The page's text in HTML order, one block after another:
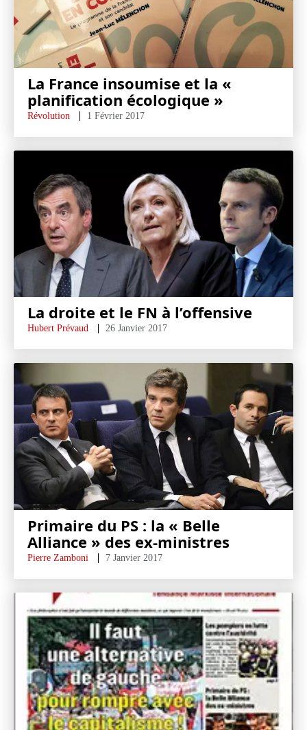
La France insoumise et la «
planification écologique »
Révolution 1 Février 2017
La droite et le FN à l’offensive
Hubert Prévaud 26 Janvier 2017
Primaire du PS : la « Belle
Alliance » des ex-ministres
Pierre Zamboni 7 Janvier 2017